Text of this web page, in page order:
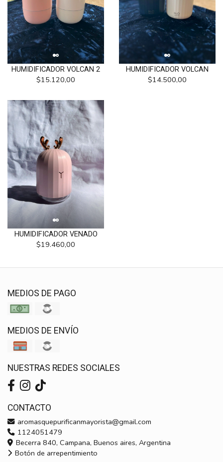
HUMIDIFICADOR VOLCAN 2
$15.120,00
HUMIDIFICADOR VOLCAN
$14.500,00
HUMIDIFICADOR VENADO
$19.460,00
MEDIOS DE PAGO
MEDIOS DE ENVÍO
NUESTRAS REDES SOCIALES
CONTACTO
aromasquepurificanmayorista@gmail.com
1124051479
Becerra 840, Campana, Buenos aires, Argentina
Botón de arrepentimiento